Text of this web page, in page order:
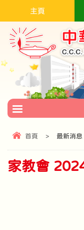
主頁
首頁 > 最新消息
家教會